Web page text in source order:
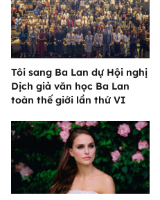
Tôi sang Ba Lan dự Hội nghị
Dịch giả văn học Ba Lan
toàn thế giới lần thứ VI